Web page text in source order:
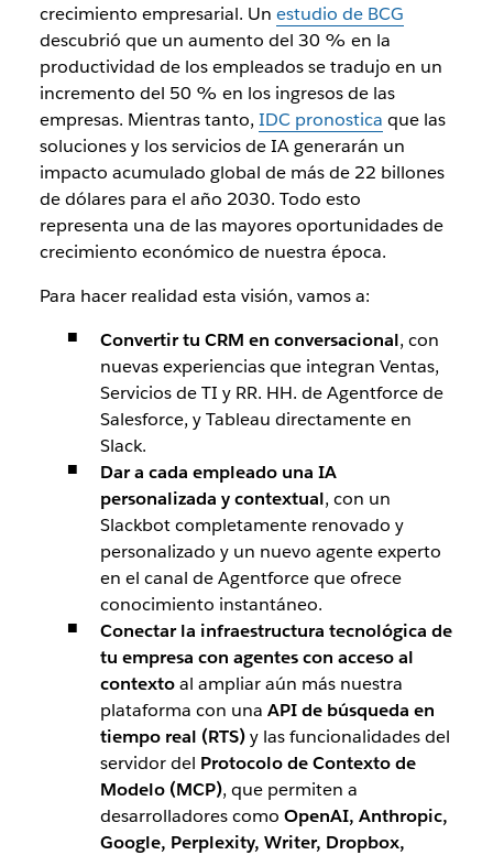
crecimiento empresarial. Un estudio de BCG
descubrió que un aumento del 30 % en la
productividad de los empleados se tradujo en un
incremento del 50 % en los ingresos de las
empresas. Mientras tanto, IDC pronostica que las
soluciones y los servicios de IA generarán un
impacto acumulado global de más de 22 billones
de dólares para el año 2030. Todo esto
representa una de las mayores oportunidades de
crecimiento económico de nuestra época.
Para hacer realidad esta visión, vamos a:
Convertir tu CRM en conversacional, con
nuevas experiencias que integran Ventas,
Servicios de TI y RR. HH. de Agentforce de
Salesforce, y Tableau directamente en
Slack.
Dar a cada empleado una IA
personalizada y contextual, con un
Slackbot completamente renovado y
personalizado y un nuevo agente experto
en el canal de Agentforce que ofrece
conocimiento instantáneo.
Conectar la infraestructura tecnológica de
tu empresa con agentes con acceso al
contextoal ampliar aún más nuestra
plataforma con una API de búsqueda en
tiempo real (RTS)y las funcionalidades del
servidor del Protocolo de Contexto de
Modelo (MCP), que permiten a
desarrolladores como OpenAI, Anthropic,
Google, Perplexity, Writer, Dropbox,